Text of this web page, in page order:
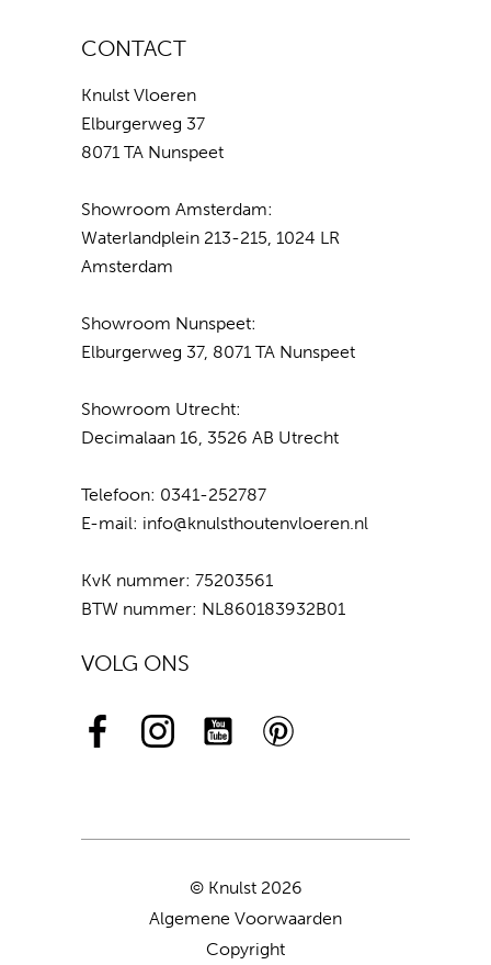
CONTACT
Knulst Vloeren
Elburgerweg 37
8071 TA Nunspeet
Showroom Amsterdam:
Waterlandplein 213-215, 1024 LR
Amsterdam
Showroom Nunspeet:
Elburgerweg 37, 8071 TA Nunspeet
Showroom Utrecht:
Decimalaan 16, 3526 AB Utrecht
Telefoon: 0341-252787
E-mail: info@knulsthoutenvloeren.nl
KvK nummer: 75203561
BTW nummer: NL860183932B01
VOLG ONS
© Knulst 2026
Algemene Voorwaarden
Copyright